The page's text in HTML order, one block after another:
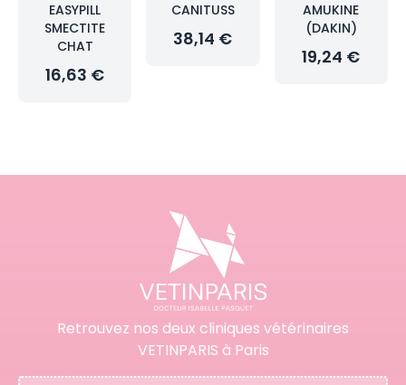
EASYPILL
SMECTITE
CHAT
16,63 €
CANITUSS
38,14 €
AMUKINE
(DAKIN)
19,24 €
Retrouvez nos deux cliniques vétérinaires
VETINPARIS à Paris